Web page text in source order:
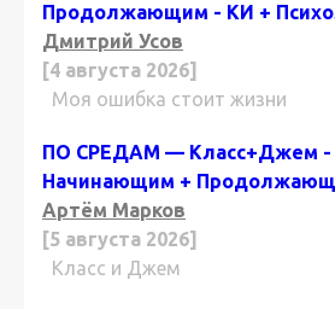
Продолжающим - КИ +
Дмитрий Усов
[4 августа 2026]
Моя ошибка стоит жизни
ПО СРЕДАМ — Класс+Джем -
Начинающим +
Артём Марков
[5 августа 2026]
Класс и Джем